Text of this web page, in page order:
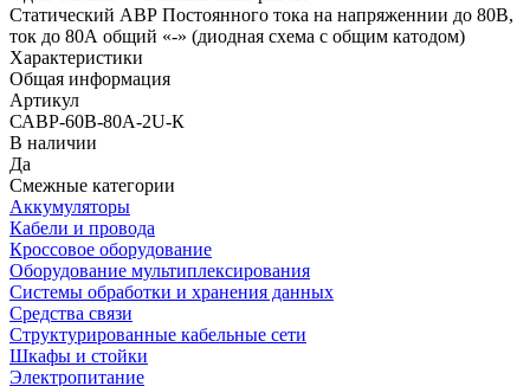
Статический АВР Постоянного тока на напряженнии до 80В,
ток до 80А общий «-» (диодная схема с общим катодом)
Характеристики
Общая информация
Артикул
САВР-60В-80А-2U-К
В наличии
Да
Смежные категории
Аккумуляторы
Кабели и провода
Кроссовое оборудование
Оборудование мультиплексирования
Системы обработки и хранения данных
Средства связи
Структурированные кабельные сети
Шкафы и стойки
Электропитание